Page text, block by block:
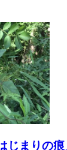
じまりの